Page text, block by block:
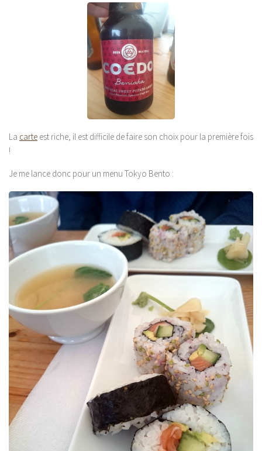
La carte est riche, il est difficile de faire son choix pour la première fois
!
Je me lance donc pour un menu Tokyo Bento :